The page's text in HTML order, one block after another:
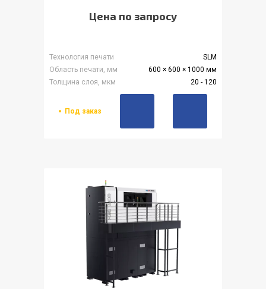
Цена по запросу
Технология печати
SLM
Область печати, мм
600 × 600 × 1000 мм
Толщина слоя, мкм
20 - 120
Под заказ